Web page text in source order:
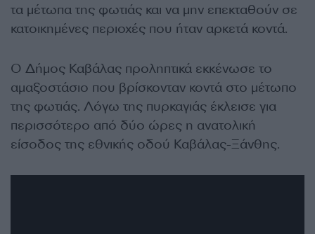
τα μέτωπα της φωτιάς και να μην επεκταθούν σε
κατοικημένες περιοχές που ήταν αρκετά κοντά.
Ο Δήμος Καβάλας προληπτικά εκκένωσε το
αμαξοστάσιο που βρίσκονταν κοντά στο μέτωπο
της φωτιάς. Λόγω της πυρκαγιάς έκλεισε για
περισσότερο από δύο ώρες η ανατολική
είσοδος της εθνικής οδού Καβάλας-Ξάνθης.